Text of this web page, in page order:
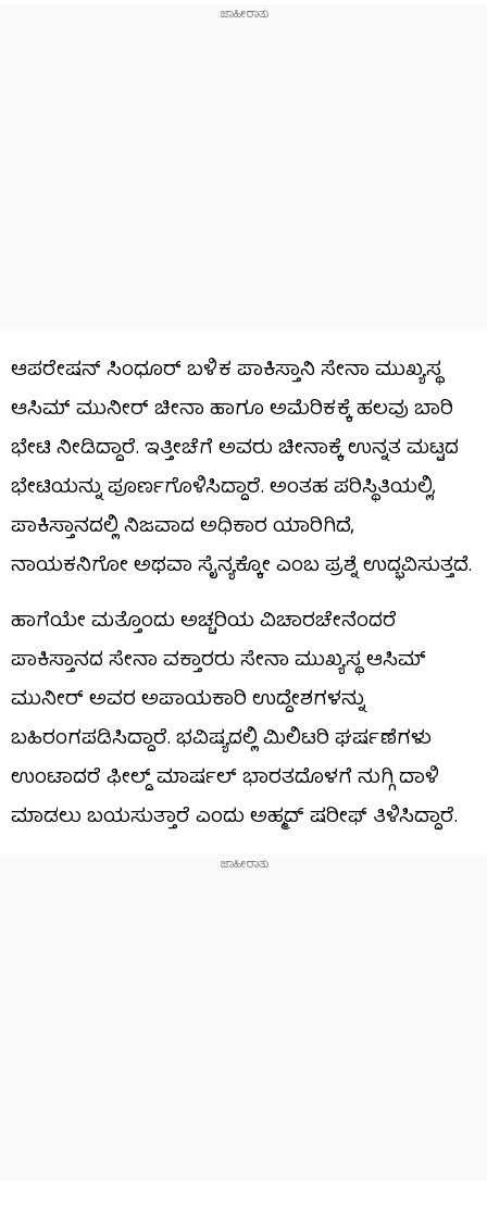
ಆಪರೇಷನ್ ಸಿಂಧೂರ್ ಬಳಿಕ ಪಾಕಿಸ್ತಾನಿ ಸೇನಾ ಮುಖ್ಯಸ್ಥ
ಆಸಿಮ್ ಮುನೀರ್ ಚೀನಾ ಹಾಗೂ ಅಮೆರಿಕಕ್ಕೆ ಹಲವು ಬಾರಿ
ಭೇಟಿ ನೀಡಿದ್ದಾರೆ. ಇತ್ತೀಚೆಗೆ ಅವರು ಚೀನಾಕ್ಕೆ ಉನ್ನತ ಮಟ್ಟದ
ಭೇಟಿಯನ್ನು ಪೂರ್ಣಗೊಳಿಸಿದ್ದಾರೆ. ಅಂತಹ ಪರಿಸ್ಥಿತಿಯಲ್ಲಿ,
ಪಾಕಿಸ್ತಾನದಲ್ಲಿ ನಿಜವಾದ ಅಧಿಕಾರ ಯಾರಿಗಿದೆ,
ನಾಯಕನಿಗೋ ಅಥವಾ ಸೈನ್ಯಕ್ಕೋ ಎಂಬ ಪ್ರಶ್ನೆ ಉದ್ಭವಿಸುತ್ತದೆ.
ಹಾಗೆಯೇ ಮತ್ತೊಂದು ಅಚ್ಚರಿಯ ವಿಚಾರಚೇನೆಂದರೆ
ಪಾಕಿಸ್ತಾನದ ಸೇನಾ ವಕ್ತಾರರು ಸೇನಾ ಮುಖ್ಯಸ್ಥ ಆಸಿಮ್
ಮುನೀರ್ ಅವರ ಅಪಾಯಕಾರಿ ಉದ್ದೇಶಗಳನ್ನು
ಬಹಿರಂಗಪಡಿಸಿದ್ದಾರೆ. ಭವಿಷ್ಯದಲ್ಲಿ ಮಿಲಿಟರಿ ಘರ್ಷಣೆಗಳು
ಉಂಟಾದರೆ ಫೀಲ್ಡ್ ಮಾರ್ಷಲ್ ಭಾರತದೊಳಗೆ ನುಗ್ಗಿ ದಾಳಿ
ಮಾಡಲು ಬಯಸುತ್ತಾರೆ ಎಂದು ಅಹ್ಮದ್ ಷರೀಫ್ ತಿಳಿಸಿದ್ದಾರೆ.